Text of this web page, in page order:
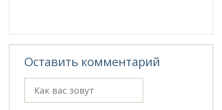
Оставить комментарий